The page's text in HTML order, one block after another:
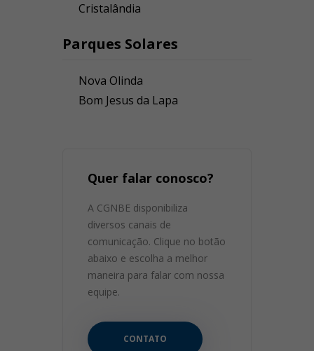
Cristalândia
Parques Solares
Nova Olinda
Bom Jesus da Lapa
Quer falar conosco?
A CGNBE disponibiliza
diversos canais de
comunicação. Clique no botão
abaixo e escolha a melhor
maneira para falar com nossa
equipe.
CONTATO